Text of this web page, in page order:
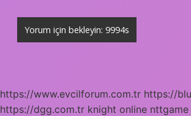
https://www.evcilforum.com.tr https://
https://dgg.com.tr knight online nttgame